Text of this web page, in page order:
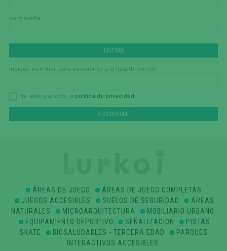
contraseña
Indique su e-mail para suscribirse a la lista de correo
He leído y acepto la política de privacidad
ÁREAS DE JUEGO
ÁREAS DE JUEGO COMPLETAS
JUEGOS ACCESIBLES
SUELOS DE SEGURIDAD
ÁREAS
NATURALES
MICROARQUITECTURA
MOBILIARIO URBANO
EQUIPAMIENTO DEPORTIVO
SEÑALIZACION
PISTAS
SKATE
BIOSALUDABLES - TERCERA EDAD
PARQUES
INTERACTIVOS ACCESIBLES